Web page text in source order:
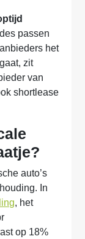
passen
het
zit
van
shortlease
auto’s
In
, het
op 18%